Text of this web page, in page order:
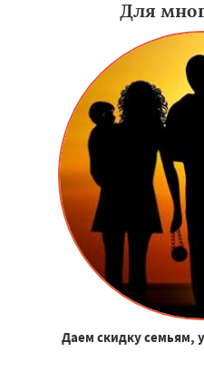
Для
Даем скидку семьям,